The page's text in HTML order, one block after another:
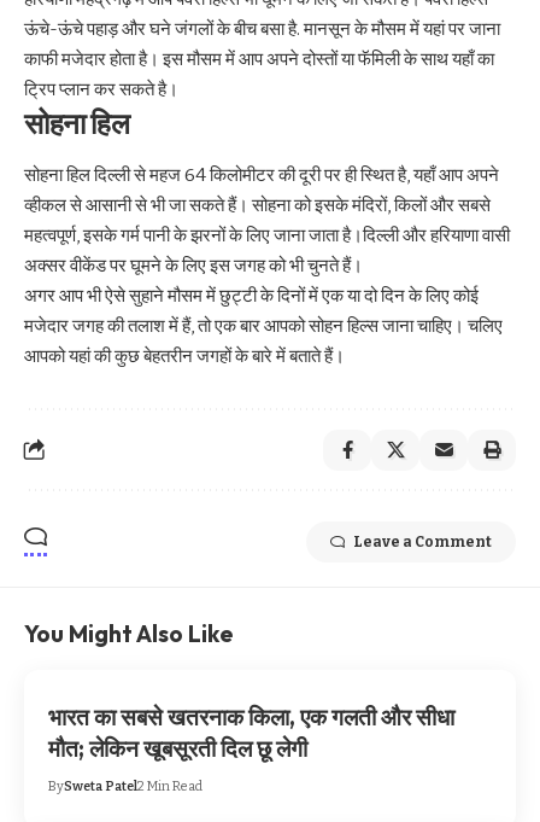
ऊंचे-ऊंचे पहाड़ और घने जंगलों के बीच बसा है. मानसून के मौसम में यहां पर जाना
काफी मजेदार होता है। इस मौसम में आप अपने दोस्तों या फॅमिली के साथ यहाँ का
ट्रिप प्लान कर सकते है।
सोहना हिल
सोहना हिल दिल्ली से महज 64 किलोमीटर की दूरी पर ही स्थित है, यहाँ आप अपने
व्हीकल से आसानी से भी जा सकते हैं। सोहना को इसके मंदिरों, किलों और सबसे
महत्वपूर्ण, इसके गर्म पानी के झरनों के लिए जाना जाता है।दिल्ली और हरियाणा वासी
अक्सर वीकेंड पर घूमने के लिए इस जगह को भी चुनते हैं।
अगर आप भी ऐसे सुहाने मौसम में छुट्टी के दिनों में एक या दो दिन के लिए कोई
मजेदार जगह की तलाश में हैं, तो एक बार आपको सोहन हिल्स जाना चाहिए। चलिए
आपको यहां की कुछ बेहतरीन जगहों के बारे में बताते हैं।
Leave a Comment
You Might Also Like
भारत का सबसे खतरनाक किला, एक गलती और सीधा
मौत; लेकिन खूबसूरती दिल छू लेगी
BySweta Patel2 Min Read